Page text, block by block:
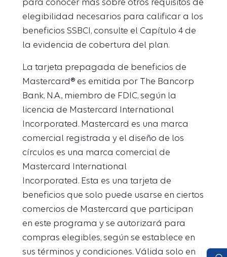
para conocer más sobre otros requisitos de
elegibilidad necesarios para calificar a los
beneficios SSBCI, consulte el Capítulo 4 de
la evidencia de cobertura del plan.
La tarjeta prepagada de beneficios de
Mastercard® es emitida por The Bancorp
Bank, N.A., miembro de FDIC, según la
licencia de Mastercard International
Incorporated. Mastercard es una marca
comercial registrada y el diseño de los
círculos es una marca comercial de
Mastercard International
Incorporated. Esta es una tarjeta de
beneficios que solo puede usarse en ciertos
comercios de Mastercard que participan
en este programa y se autorizará para
compras elegibles, según se establece en
sus términos y condiciones. Válida solo en